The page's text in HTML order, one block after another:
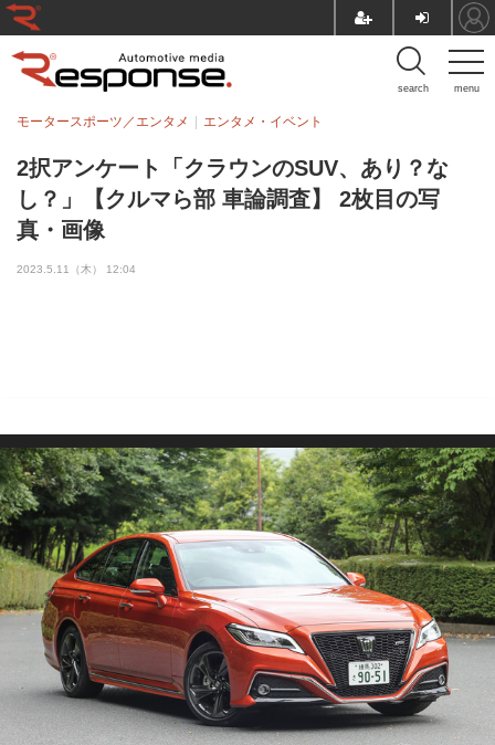
menu
search
2択アンケート「クラウンのSUV、あり？な
し？」【クルマら部 車論調査】 2枚目の写
真・画像
モータースポーツ／エンタメ エンタメ・イベント
2023.5.11（木） 12:04